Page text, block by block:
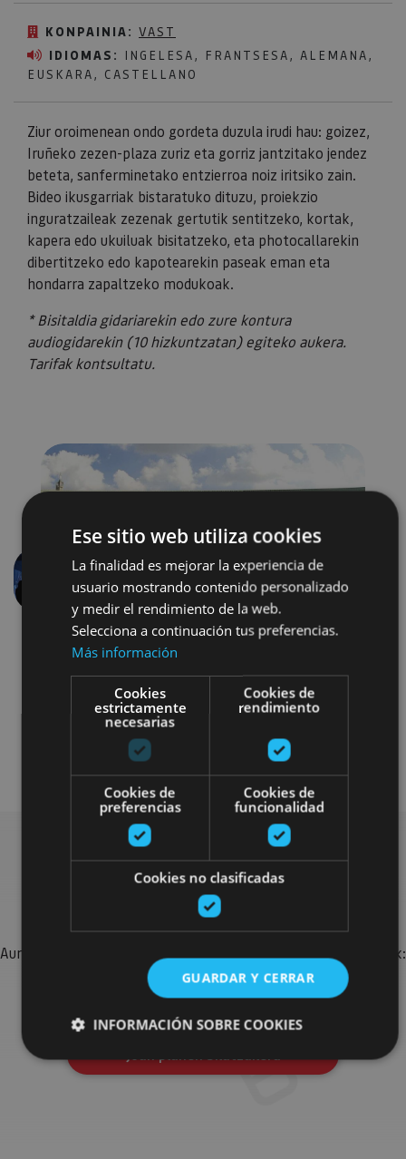
KONPAINIA: VAST
IDIOMAS:
INGELESA, FRANTSESA, ALEMANA,
EUSKARA, CASTELLANO
Ziur oroimenean ondo gordeta duzula irudi hau: goizez,
Iruñeko zezen-plaza zuriz eta gorriz jantzitako jendez
beteta, sanferminetako entzierroa noiz iritsiko zain.
Bideo ikusgarriak bistaratuko dituzu, proiekzio
inguratzaileak zezenak gertutik sentitzeko, kortak,
kapera edo ukuiluak bisitatzeko, eta photocallarekin
dibertitzeko edo kapotearekin paseak eman eta
hondarra zapaltzeko modukoak.
* Bisitaldia gidariarekin edo zure kontura
audiogidarekin (10 hizkuntzatan) egiteko aukera.
Tarifak kontsultatu.
Aurrekoa
Arquitectura civil Visitas guiadas
Bilatu plan gehiago
Aurkitu zure bidaia Nafarroan osatzeko planak eta iradokizunak:
jarduera antolatuak, bisitak eta agendaren ekitaldi
garrantzitsuenak.
Joan planen bilatzailera
Ese sitio web utiliza cookies
La finalidad es mejorar la experiencia de
usuario mostrando contenido personalizado
y medir el rendimiento de la web.
Selecciona a continuación tus preferencias.
Más información
Cookies
estrictamente
necesarias
Cookies de
rendimiento
Cookies de
preferencias
Cookies de
funcionalidad
Cookies no clasificadas
GUARDAR Y CERRAR
INFORMACIÓN SOBRE COOKIES